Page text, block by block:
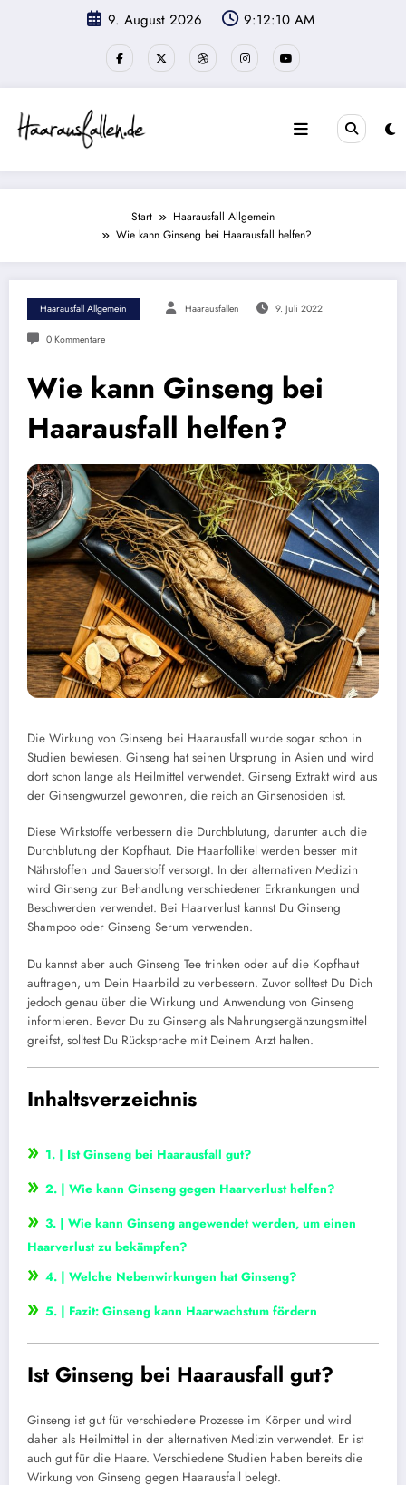
9. August 2026 9:12:11 AM
Start
Haarausfall Allgemein
Wie kann Ginseng bei Haarausfall helfen?
Haarausfall Allgemein Haarausfallen 9. Juli 2022
0 Kommentare
Wie kann Ginseng bei
Haarausfall helfen?
Die Wirkung von Ginseng bei Haarausfall wurde sogar schon in
Studien bewiesen. Ginseng hat seinen Ursprung in Asien und wird
dort schon lange als Heilmittel verwendet. Ginseng Extrakt wird aus
der Ginsengwurzel gewonnen, die reich an Ginsenosiden ist.
Diese Wirkstoffe verbessern die Durchblutung, darunter auch die
Durchblutung der Kopfhaut. Die Haarfollikel werden besser mit
Nährstoffen und Sauerstoff versorgt. In der alternativen Medizin
wird Ginseng zur Behandlung verschiedener Erkrankungen und
Beschwerden verwendet. Bei Haarverlust kannst Du Ginseng
Shampoo oder Ginseng Serum verwenden.
Du kannst aber auch Ginseng Tee trinken oder auf die Kopfhaut
auftragen, um Dein Haarbild zu verbessern. Zuvor solltest Du Dich
jedoch genau über die Wirkung und Anwendung von Ginseng
informieren. Bevor Du zu Ginseng als Nahrungsergänzungsmittel
greifst, solltest Du Rücksprache mit Deinem Arzt halten.
Inhaltsverzeichnis
» 1. | Ist Ginseng bei Haarausfall gut?
» 2. | Wie kann Ginseng gegen Haarverlust helfen?
» 3. | Wie kann Ginseng angewendet werden, um einen
Haarverlust zu bekämpfen?
» 4. | Welche Nebenwirkungen hat Ginseng?
» 5. | Fazit: Ginseng kann Haarwachstum fördern
Ist Ginseng bei Haarausfall gut?
Ginseng ist gut für verschiedene Prozesse im Körper und wird
daher als Heilmittel in der alternativen Medizin verwendet. Er ist
auch gut für die Haare. Verschiedene Studien haben bereits die
Wirkung von Ginseng gegen Haarausfall belegt.